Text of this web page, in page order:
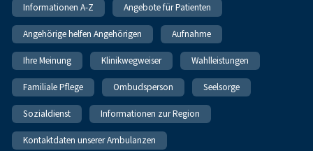
Informationen A-Z Angebote für Patienten
Angehörige helfen Angehörigen Aufnahme
Ihre Meinung Klinikwegweiser Wahlleistungen
Familiale Pflege Ombudsperson Seelsorge
Sozialdienst Informationen zur Region
Kontaktdaten unserer Ambulanzen